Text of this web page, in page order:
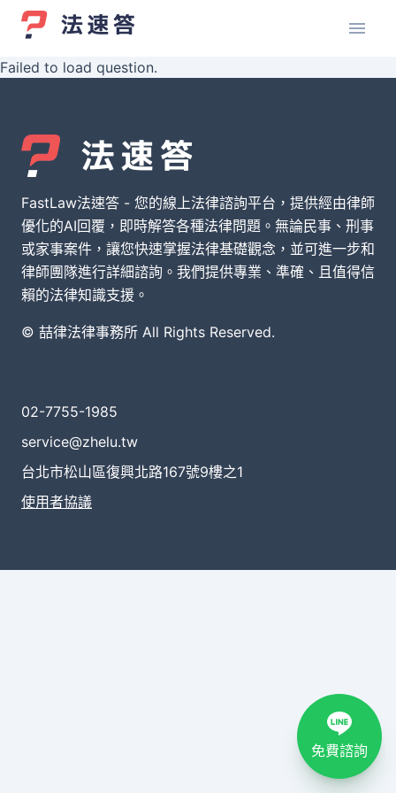
Failed to load question.
FastLaw法速答 - 您的線上法律諮詢平台，提供經由律師
優化的AI回覆，即時解答各種法律問題。無論民事、刑事
或家事案件，讓您快速掌握法律基礎觀念，並可進一步和
律師團隊進行詳細諮詢。我們提供專業、準確、且值得信
賴的法律知識支援。
© 喆律法律事務所 All Rights Reserved.
02-7755-1985
service@zhelu.tw
台北市松山區復興北路167號9樓之1
使用者協議
免費諮詢